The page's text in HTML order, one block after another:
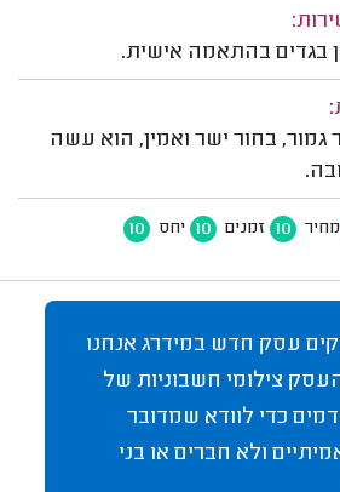
בגדים בהתאמה אישית.
גמור, בחור ישר ואמין, הוא עשה
מחיר 10 זמנים 10 יחס 10
עסק חדש במידרג אנחנו
צילומי חשבוניות של
כדי לוודא שמדובר
ולא חברים או בני